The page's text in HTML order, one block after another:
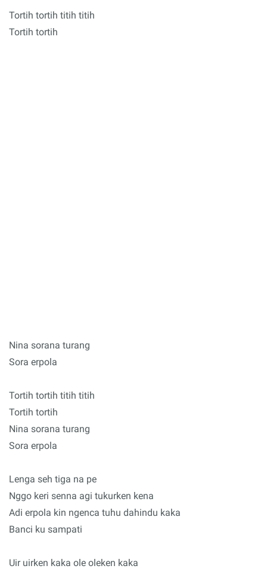
Tortih tortih titih titih
Tortih tortih
Nina sorana turang
Sora erpola
Tortih tortih titih titih
Tortih tortih
Nina sorana turang
Sora erpola
Lenga seh tiga na pe
Nggo keri senna agi tukurken kena
Adi erpola kin ngenca tuhu dahindu kaka
Banci ku sampati
Uir uirken kaka ole oleken kaka